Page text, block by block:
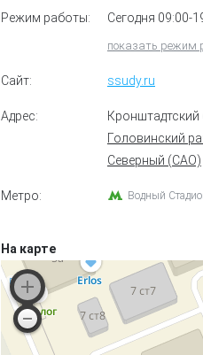
Режим работы: Сегодня 09:00-
показать режим
Сайт: ssudy.ru
Адрес: Кронштадтский
Головинский
Северный (САО)
Метро: Водный
На карте